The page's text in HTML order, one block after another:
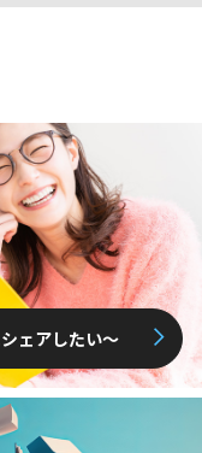
ェアしたい〜